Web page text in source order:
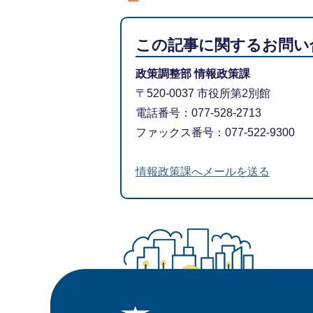
この記事に関するお問
政策調整部 情報政策課
〒520-0037 市役所第2別館
電話番号：077-528-2713
ファックス番号：077-522-9300
情報政策課へメールを送る